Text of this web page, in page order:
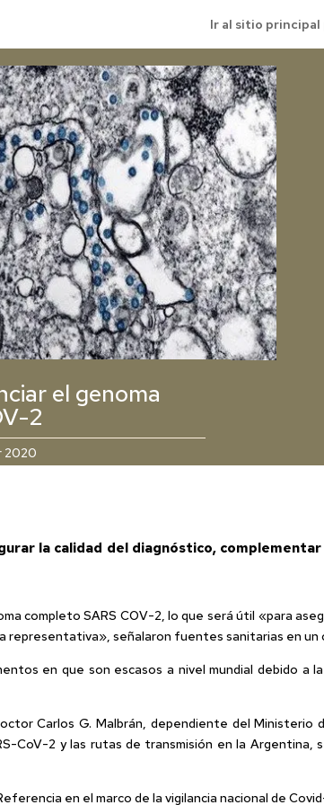
Ir al sitio
el genoma
2
2020
la calidad del diagnóstico, complementar
completo SARS COV-2, lo que será útil «para
representativa», señalaron fuentes sanitarias en un
en que son escasos a nivel mundial debido a
Carlos G. Malbrán, dependiente del Ministerio
CoV-2 y las rutas de transmisión en la Argentina,
en el marco de la vigilancia nacional de